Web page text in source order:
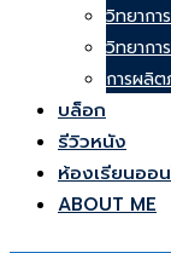
วิทยาก
วิทยาก
การผลิ
บล็อก
รีวิวหนัง
ห้องเรียนออ
ABOUT ME